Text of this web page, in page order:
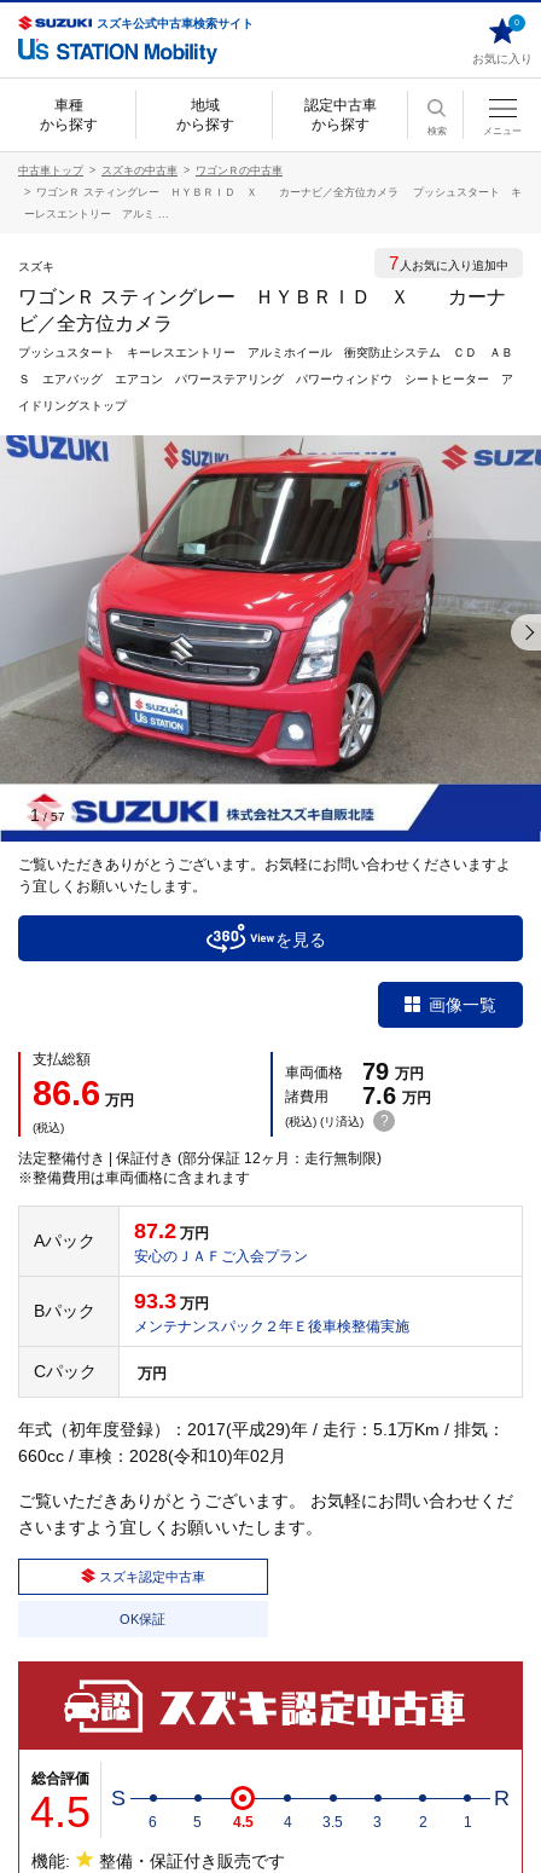
スズキ公式中古車検索サイト
お気に入り
0
車種
から探す
地域
から探す
認定中古車
から探す
検索 メニュー
中古車トップ スズキの中古車
ワゴンＲの中古車
ワゴンＲ スティングレー ＨＹＢＲＩＤ Ｘ カーナビ／全方位カメラ プッシュスタート キ
ーレスエントリー アルミ ...
スズキ
ワゴンＲ スティングレー ＨＹＢＲＩＤ Ｘ カーナ
ビ／全方位カメラ
プッシュスタート キーレスエントリー アルミホイール 衝突防止システム ＣＤ ＡＢ
Ｓ エアバッグ エアコン パワーステアリング パワーウィンドウ シートヒーター ア
イドリングストップ
ご覧いただきありがとうございます。お気軽にお問い合わせくださいますよ
う宜しくお願いいたします。
1/57
を見る
画像一覧
支払総額
86.6 万円
(税込)
車両価格 79 万円
諸費用
7.6 万円
(税込) (リ済込) ?
法定整備付き | 保証付き (部分保証 12ヶ月：走行無制限)
※整備費用は車両価格に含まれます
Aパック 87.2 万円
安心のＪＡＦご入会プラン
Bパック 93.3 万円
メンテナンスパック２年Ｅ後車検整備実施
Cパック 万円
年式（初年度登録）：2017(平成29)年 / 走行：5.1万Km / 排気：
660cc / 車検：2028(令和10)年02月
ご覧いただきありがとうございます。 お気軽にお問い合わせくだ
さいますよう宜しくお願いいたします。
スズキ認定中古車
OK保証
総合評価
4.5 S R
6 5 4.5 4 3.5 3 2 1
機能:
整備・保証付き販売です
7 人お気に入り追加中